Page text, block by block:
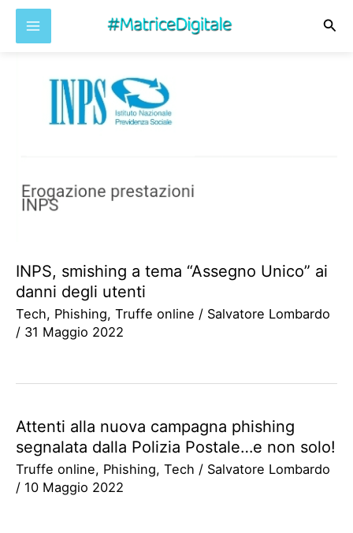
INPS, smishing a tema “Assegno Unico” ai
danni degli utenti
Tech, Phishing, Truffe online / Salvatore Lombardo
/ 31 Maggio 2022
Attenti alla nuova campagna phishing
segnalata dalla Polizia Postale…e non solo!
Truffe online, Phishing, Tech / Salvatore Lombardo
/ 10 Maggio 2022